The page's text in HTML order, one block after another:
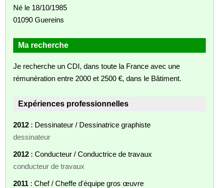
Né le 18/10/1985
01090 Guereins
Ma recherche
Je recherche un CDI, dans toute la France avec une
rémunération entre 2000 et 2500 €, dans le Bâtiment.
Expériences professionnelles
2012 : Dessinateur / Dessinatrice graphiste
dessinateur
2012 : Conducteur / Conductrice de travaux
conducteur de travaux
2011 : Chef / Cheffe d'équipe gros œuvre